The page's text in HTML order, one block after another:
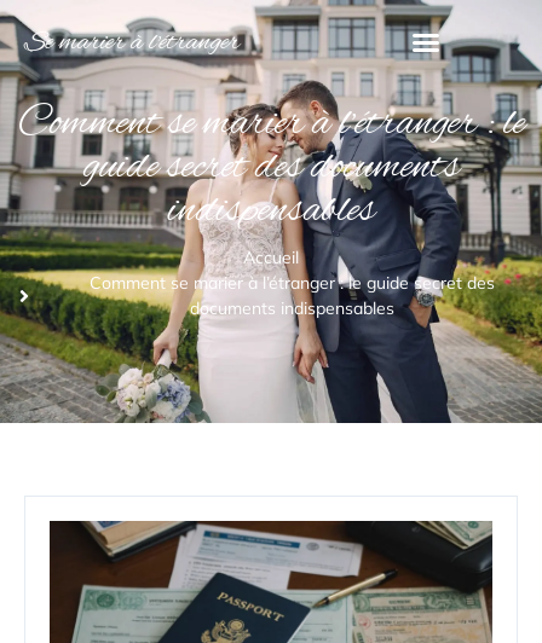
Se marier à l'étranger
Comment se marier à l’étranger : le
guide secret des documents
indispensables
Accueil
Comment se marier à l’étranger : le guide secret des
documents indispensables